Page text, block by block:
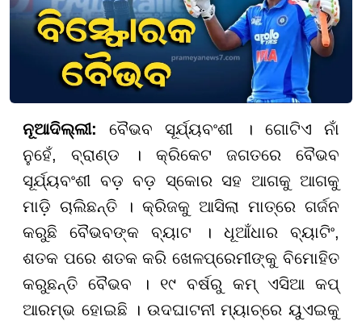
ନୂଆଦିଲ୍ଲୀ: ବୈଭବ ସୂର୍ଯ୍ୟବଂଶୀ । ଗୋଟିଏ ନାଁ
ନୁହେଁ, ବ୍ରାଣ୍ଡ । କ୍ରିକେଟ ଜଗତରେ ବୈଭବ
ସୂର୍ଯ୍ୟବଂଶୀ ବଡ଼ ବଡ଼ ସ୍କୋର ସହ ଆଗକୁ ଆଗକୁ
ମାଡ଼ି ଚାଲିଛନ୍ତି । କ୍ରିଜକୁ ଆସିଲା ମାତ୍ରେ ଗର୍ଜନ
କରୁଛି ବୈଭବଙ୍କ ବ୍ୟାଟ । ଧୂଆଁଧାର ବ୍ୟାଟିଂ,
ଶତକ ପରେ ଶତକ କରି ଖେଳପ୍ରେମୀଙ୍କୁ ବିମୋହିତ
କରୁଛନ୍ତି ବୈଭବ । ୧୯ ବର୍ଷରୁ କମ୍ ଏସିଆ କପ୍
ଆରମ୍ଭ ହୋଇଛି । ଉଦଘାଟନୀ ମ୍ୟାଚ୍ରେ ୟୁଏଇକୁ